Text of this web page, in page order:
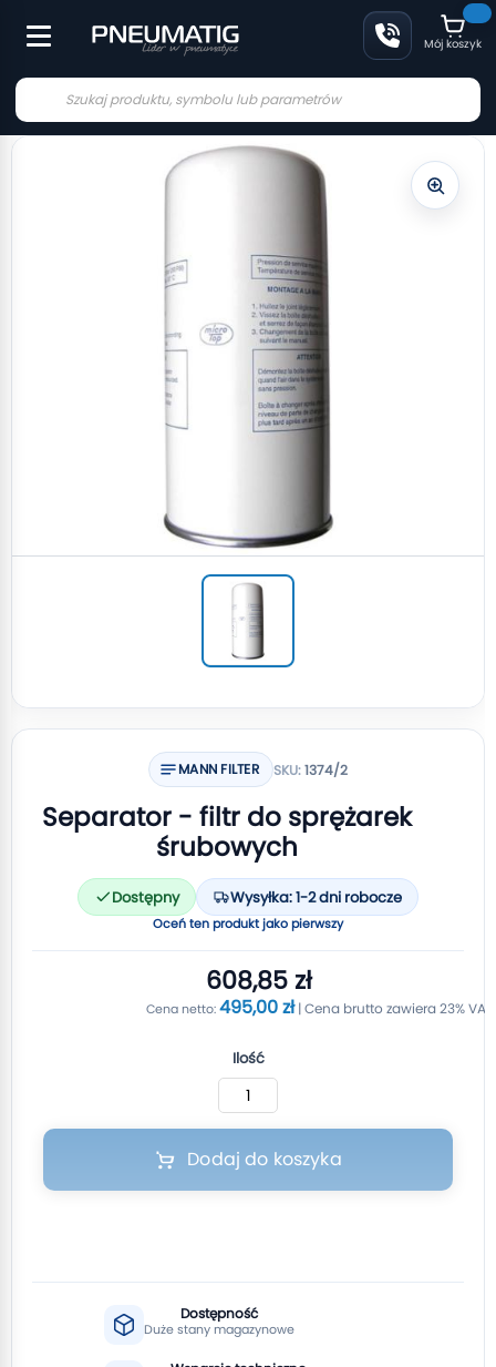
Mój koszyk
MANN FILTER SKU:1374/2
Separator - filtr do sprężarek
śrubowych
Dostępny Wysyłka: 1-2 dni robocze
Oceń ten produkt jako pierwszy
608,85 zł
495,00 zł
Ilość
Dodaj do koszyka
Dostępność
Duże stany magazynowe